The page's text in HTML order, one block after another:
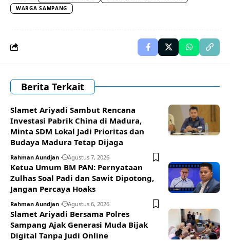
WARGA SAMPANG
Berita Terkait
Slamet Ariyadi Sambut Rencana
Investasi Pabrik China di Madura,
Minta SDM Lokal Jadi Prioritas dan
Budaya Madura Tetap Dijaga
Rahman Aundjan Agustus 7, 2026
Ketua Umum BM PAN: Pernyataan
Zulhas Soal Padi dan Sawit Dipotong,
Jangan Percaya Hoaks
Rahman Aundjan Agustus 6, 2026
Slamet Ariyadi Bersama Polres
Sampang Ajak Generasi Muda Bijak
Digital Tanpa Judi Online